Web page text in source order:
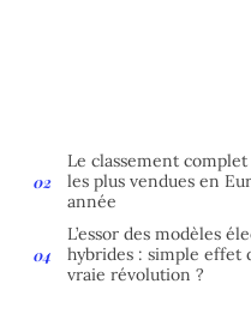
Le classement
les plus vendues en
année
L’essor des modèles
hybrides : simple effet
vraie révolution ?